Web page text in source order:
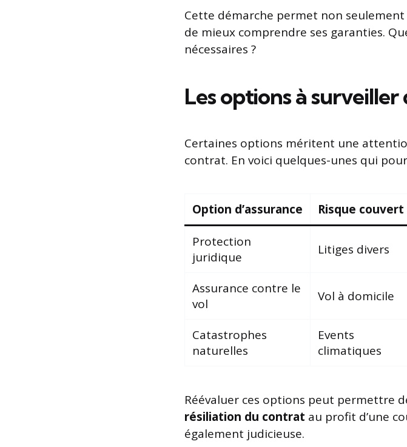
Cette démarche permet non
de mieux comprendre ses garanties.
nécessaires ?
Les options à surveiller
Certaines options méritent une
contrat. En voici quelques-unes qui
Option d’assurance Risque couvert
Protection
juridique
Litiges divers
Assurance contre le
vol
Vol à domicile
Catastrophes
naturelles
Events
climatiques
Réévaluer ces options peut permettre
résiliation du contrat au profit d’une
également judicieuse.